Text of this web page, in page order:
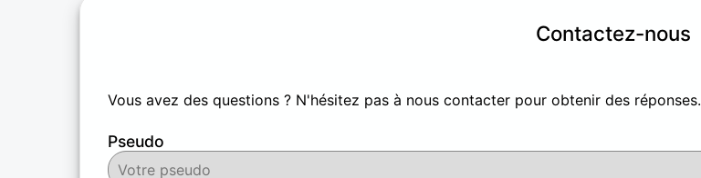
Contactez-nous
Vous avez des questions ? N'hésitez pas à nous contacter pour obtenir des réponses.
Pseudo